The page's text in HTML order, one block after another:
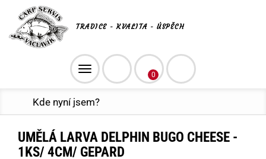
TRADICE - KVALITA - ÚSPĚCH
Toggle
navigation
0
Kde nyní jsem?
UMĚLÁ LARVA DELPHIN BUGO CHEESE -
1KS/ 4CM/ GEPARD